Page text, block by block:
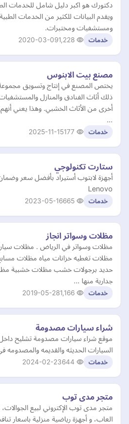
دكتورك هو اكبر دليل شامل للخدمات
ويقدم البيانات للكثير من الخدمات
ومستشفيات ومختبرات.
خدمات 2020-03-09
مصنع بيت الابنوس
يختص المصنع في إنتاج وتسويق
ذلك أثاث الفنادق والمنازل
أخرى من الأثاث الخشبي. وهذا يعني
…
خدمات 2025-11-15
ستارت تكنولوجي
Lenovo
خدمات 2023-05-16
مظلات وسواتر انجاز
مظلات وسواتر في الرياض . مظلات
مظلات تغطيه خزانات مياه مظلات
حديد برجولات خشب مظلات خشبية
جدارية منها …
خدمات 2019-05-28
شراء سيارات مصدومة
موقع شراء سيارات مصدومة تشليح داخل
السيارات الحديثه والقديمه والمصدومه
خدمات 2024-02-23
متجر مدى توب
متجر مدى توب الإكتروني لبيع
العاب، و أجهزة رياضية منزلية باسعار